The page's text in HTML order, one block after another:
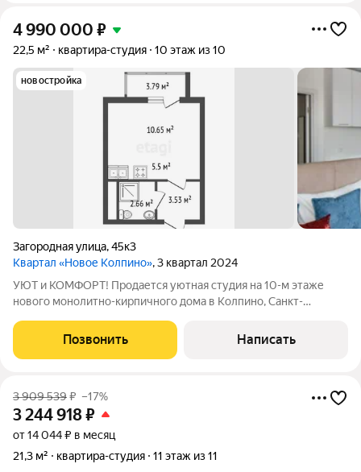
4 990 000 ₽
22,5 м² квартира-студия 10 этаж из 10
новостройка
Загородная улица,45к3
Квартал «Новое Колпино», 3 квартал 2024
УЮТ и КОМФОРТ! Продается уютная студия на 10-м этаже
нового монолитно-кирпичного дома в Колпино, Санкт-
построен в 2024 году, всего 11 этажей. Студия идеально
подходит для тех, кто ищет комфортное
Позвонить Написать
3 909 539₽ –17%
3 244 918₽
от 14 044 ₽ в месяц
21,3 м²
квартира-студия 11 этаж из 11